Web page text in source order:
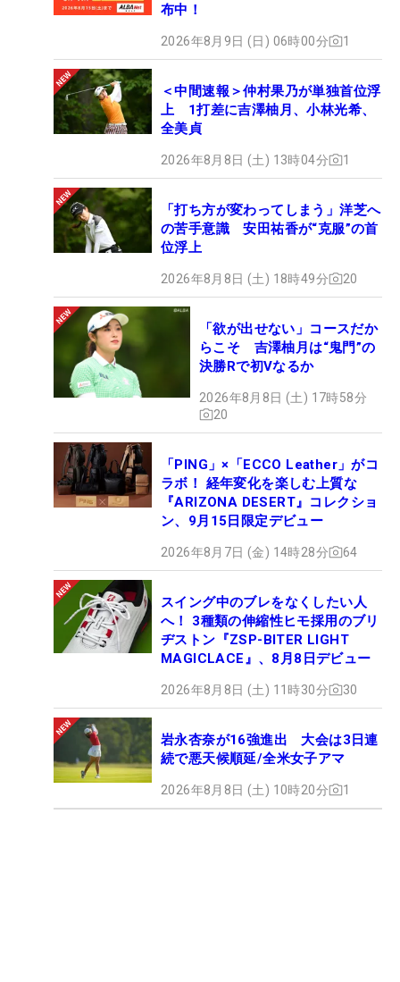
布中！
2026年8月9日 (日) 06時00分 1
＜中間速報＞仲村果乃が単独首位浮
上 1打差に吉澤柚月、小林光希、
全美貞
2026年8月8日 (土) 13時04分 1
「打ち方が変わってしまう」洋芝へ
の苦手意識 安田祐香が“克服”の首
位浮上
2026年8月8日 (土) 18時49分 20
「欲が出せない」コースだか
らこそ 吉澤柚月は“鬼門”の
決勝Rで初Vなるか
2026年8月8日 (土) 17時58分
20
「PING」×「ECCO Leather」がコ
ラボ！ 経年変化を楽しむ上質な
『ARIZONA DESERT』コレクショ
ン、9月15日限定デビュー
2026年8月7日 (金) 14時28分 64
スイング中のブレをなくしたい人
へ！ 3種類の伸縮性ヒモ採用のブリ
ヂストン『ZSP-BITER LIGHT
MAGICLACE』、8月8日デビュー
2026年8月8日 (土) 11時30分 30
岩永杏奈が16強進出 大会は3日連
続で悪天候順延/全米女子アマ
2026年8月8日 (土) 10時20分 1